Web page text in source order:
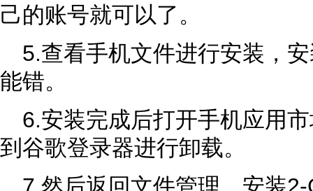
己的账号就可以了。
5.查看手机文件进行安装，
能错。
6.安装完成后打开手机应用
到谷歌登录器进行卸载。